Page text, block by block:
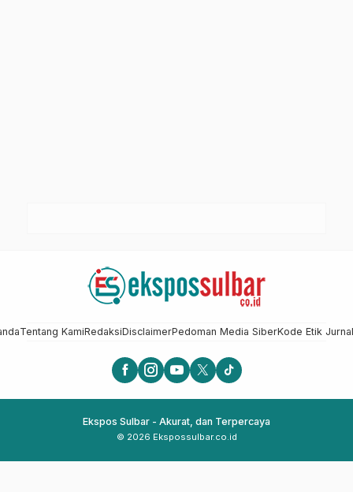
Tentang KamiRedaksiDisclaimerPedoman Media SiberKode Etik
Ekspos Sulbar - Akurat, dan Terpercaya
© 2026 Ekspossulbar.co.id